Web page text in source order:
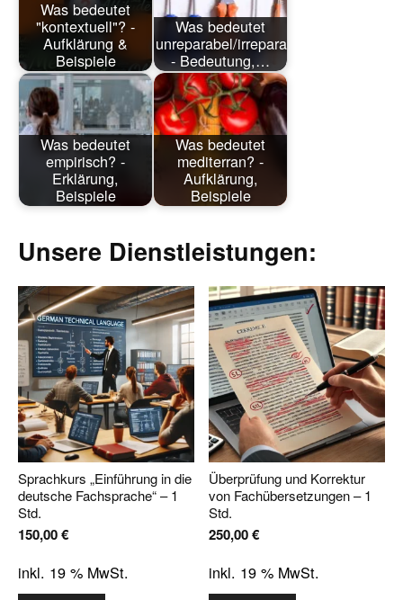
Was bedeutet
"kontextuell"? -
Aufklärung &
Beispiele
Was bedeutet
unreparabel/irreparabel?
- Bedeutung,…
Was bedeutet
empirisch? -
Erklärung,
Beispiele
Was bedeutet
mediterran? -
Aufklärung,
Beispiele
Unsere Dienstleistungen:
Sprachkurs „Einführung in die
deutsche Fachsprache“ – 1
Std.
150,00€
inkl. 19 % MwSt.
Überprüfung und Korrektur
von Fachübersetzungen – 1
Std.
250,00€
inkl. 19 % MwSt.